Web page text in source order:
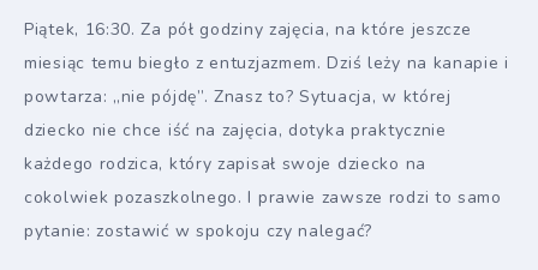
Piątek, 16:30. Za pół godziny zajęcia, na które jeszcze
miesiąc temu biegło z entuzjazmem. Dziś leży na kanapie i
powtarza: „nie pójdę”. Znasz to? Sytuacja, w której
dziecko nie chce iść na zajęcia, dotyka praktycznie
każdego rodzica, który zapisał swoje dziecko na
cokolwiek pozaszkolnego. I prawie zawsze rodzi to samo
pytanie: zostawić w spokoju czy nalegać?